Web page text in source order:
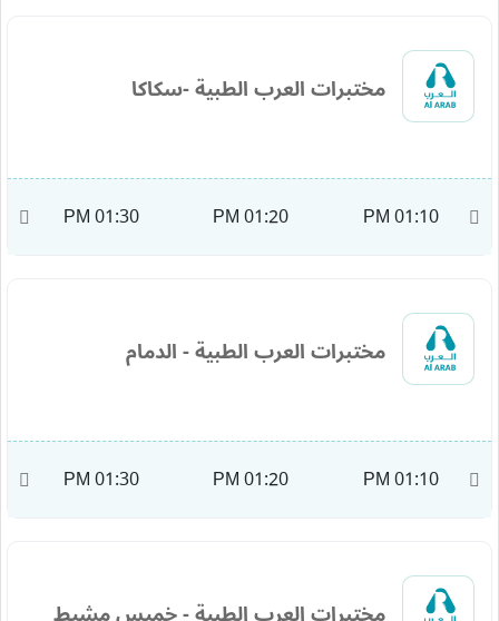
مختبرات العرب الطبية -سكاكا
01:10 PM
01:20 PM
01:30 PM
مختبرات العرب الطبية - الدمام
01:10 PM
01:20 PM
01:30 PM